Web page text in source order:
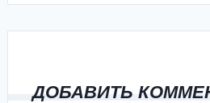
ДОБАВИТЬ